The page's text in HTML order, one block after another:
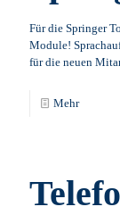
Für die Springer
Module!
für die neuen
Mehr